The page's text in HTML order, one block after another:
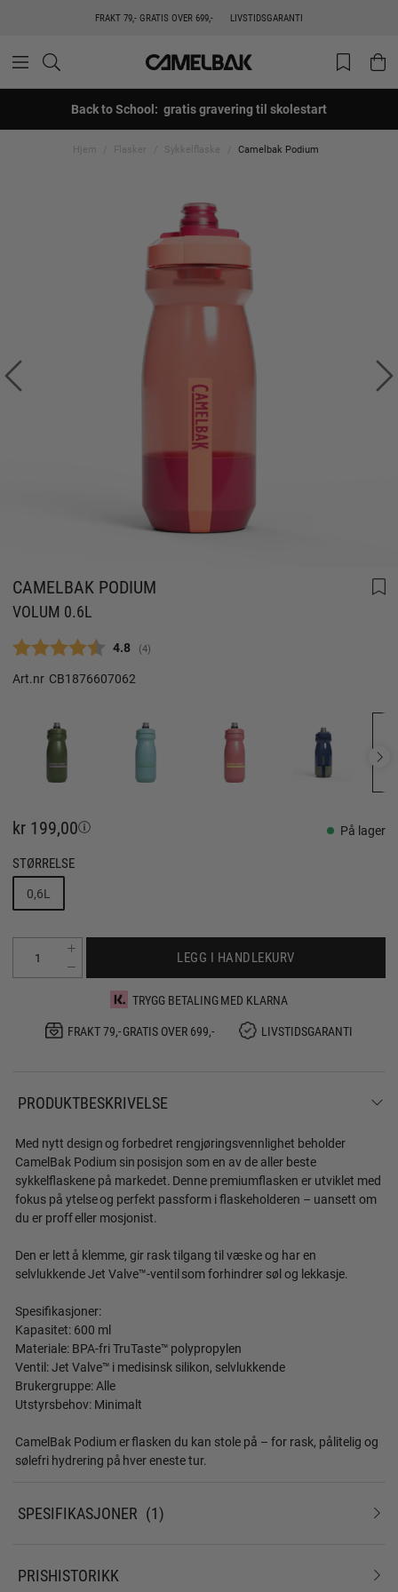
FRAKT 79,- GRATIS OVER 699,- LIVSTIDSGARANTI
Back to School: gratis gravering til skolestart
Hjem Flasker Sykkelflaske Camelbak Podium
CAMELBAK PODIUM
VOLUM 0.6L
Gjennomsnittskarakter:
4.8 (stemmer:
4)
Art.nr CB1876607062
kr 199,00 På lager
STØRRELSE
0,6L
LEGG I HANDLEKURV
TRYGG BETALING MED KLARNA
FRAKT 79,- GRATIS OVER 699,-
LIVSTIDSGARANTI
PRODUKTBESKRIVELSE
Med nytt design og forbedret rengjøringsvennlighet beholder
CamelBak Podium sin posisjon som en av de aller beste
sykkelflaskene på markedet. Denne premiumflasken er utviklet med
fokus på ytelse og perfekt passform i flaskeholderen – uansett om
du er proff eller mosjonist.
Den er lett å klemme, gir rask tilgang til væske og har en
selvlukkende Jet Valve™-ventil som forhindrer søl og lekkasje.
Spesifikasjoner:
Kapasitet: 600 ml
Materiale: BPA-fri TruTaste™ polypropylen
Ventil: Jet Valve™ i medisinsk silikon, selvlukkende
Brukergruppe: Alle
Utstyrsbehov: Minimalt
CamelBak Podium er flasken du kan stole på – for rask, pålitelig og
sølefri hydrering på hver eneste tur.
SPESIFIKASJONER 1
PRISHISTORIKK